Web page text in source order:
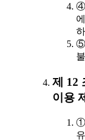
④
⑤
제 12
이용
①